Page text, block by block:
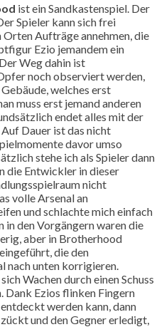
ist ein Sandkastenspiel. Der
Spieler kann sich frei
Orten Aufträge annehmen, die
Ezio jemandem ein
Weg dahin ist
noch observiert werden,
welches erst
muss erst jemand anderen
endet alles mit der
Dauer ist das nicht
davor umso
stehe ich als Spieler dann
die Entwickler in dieser
nicht
volle Arsenal an
und schlachte mich einfach
in den Vorgängern waren die
aber in Brotherhood
die den
nach unten korrigieren.
Wachen durch einen Schuss
Dank Ezios flinken Fingern
werden kann, dann
und den Gegner erledigt,